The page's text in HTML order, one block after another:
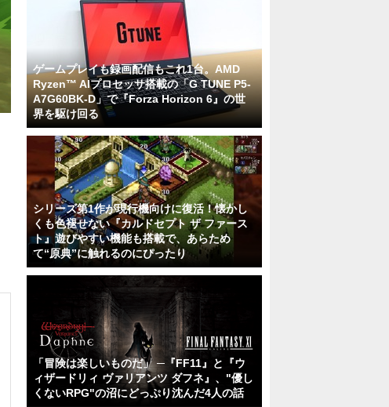
ゲームプレイも録画配信もこれ1台。AMD
Ryzen™ AIプロセッサ搭載の「G TUNE P5-
A7G60BK-D」で『Forza Horizon 6』の世
界を駆け回る
シリーズ第1作が現行機向けに復活！懐かし
くも色褪せない『カルドセプト ザ ファース
ト』遊びやすい機能も搭載で、あらため
て“原典”に触れるのにぴったり
「冒険は楽しいものだ」 ─『FF11』と『ウ
ィザードリィ ヴァリアンツ ダフネ』、"優し
くないRPG"の沼にどっぷり沈んだ4人の話